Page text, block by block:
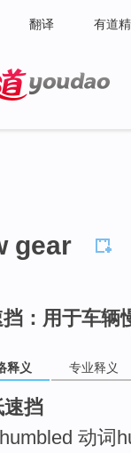
翻译 有道
gear
：用于车辆
释义 专业释义
速挡
动词